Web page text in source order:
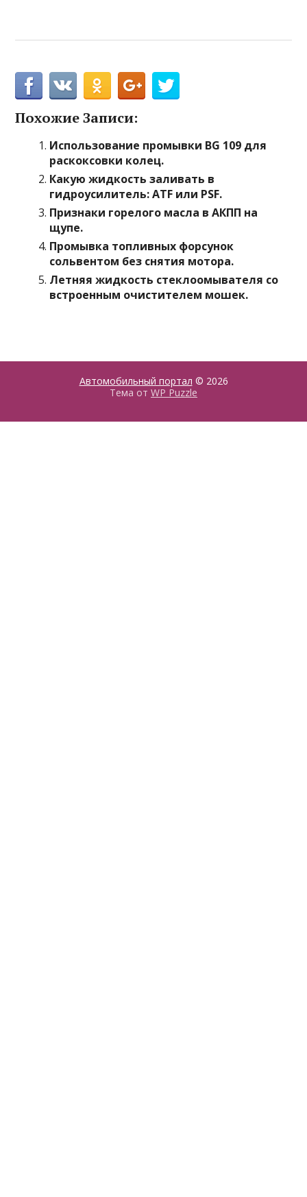
Похожие Записи:
Использование промывки BG 109 для
раскоксовки колец.
Какую жидкость заливать в
гидроусилитель: ATF или PSF.
Признаки горелого масла в АКПП на
щупе.
Промывка топливных форсунок
сольвентом без снятия мотора.
Летняя жидкость стеклоомывателя со
встроенным очистителем мошек.
Автомобильный портал © 2026
Тема от WP Puzzle